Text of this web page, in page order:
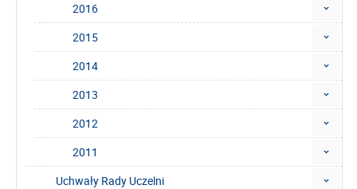
2016
2015
2014
2013
2012
2011
Uchwały Rady Uczelni